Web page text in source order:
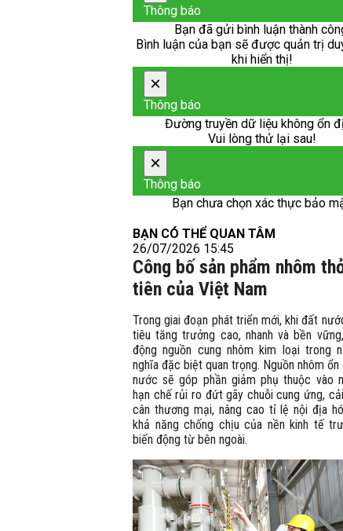
Thông báo
Bạn đã gửi bình luận thành
Bình luận của bạn sẽ được quản trị
khi hiển thị!
×
Thông báo
Đường truyền dữ liệu không ổn
Vui lòng thử lại sau!
×
Thông báo
Bạn chưa chọn xác thực bảo
BẠN CÓ THỂ QUAN TÂM
26/07/2026 15:45
Công bố sản phẩm nhôm
tiên của Việt Nam
Trong giai đoạn phát triển mới, khi đất
tiêu tăng trưởng cao, nhanh và bền
động nguồn cung nhôm kim loại trong
nghĩa đặc biệt quan trọng. Nguồn nhôm ổn
nước sẽ góp phần giảm phụ thuộc vào
hạn chế rủi ro đứt gãy chuỗi cung ứng,
cân thương mại, nâng cao tỉ lệ nội địa
khả năng chống chịu của nền kinh tế
biến động từ bên ngoài.